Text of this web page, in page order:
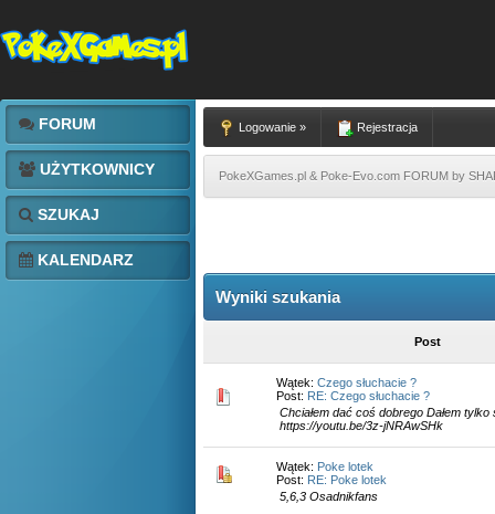
FORUM
UŻYTKOWNICY
SZUKAJ
KALENDARZ
Logowanie » Rejestracja
PokeXGames.pl & Poke-Evo.com FORUM by
Wyniki szukania
Post
Wątek: Czego słuchacie ?
Post: RE: Czego słuchacie ?
Chciałem dać coś dobrego Dałem tylko
https://youtu.be/3z-jNRAwSHk
Wątek: Poke lotek
Post: RE: Poke lotek
5,6,3 Osadnikfans